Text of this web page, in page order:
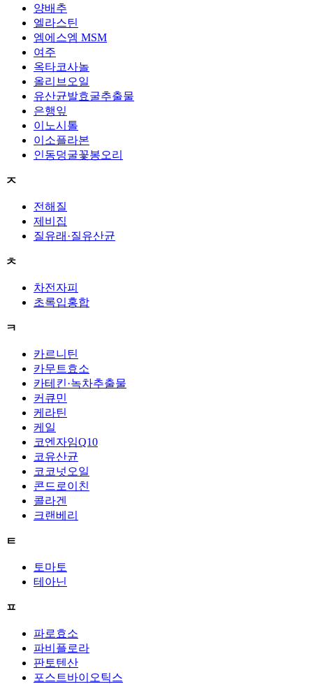
양배추
엘라스틴
엠에스엠 MSM
여주
옥타코사놀
올리브오일
유산균발효굴추출물
은행잎
이노시톨
이소플라본
인동덩굴꽃봉오리
ㅈ
전해질
제비집
질유래·질유산균
ㅊ
차전자피
초록입홍합
ㅋ
카르니틴
카무트효소
카테킨·녹차추출물
커큐민
케라틴
케일
코엔자임Q10
코유산균
코코넛오일
콘드로이친
콜라겐
크랜베리
ㅌ
토마토
테아닌
ㅍ
파로효소
파비플로라
판토텐산
포스트바이오틱스